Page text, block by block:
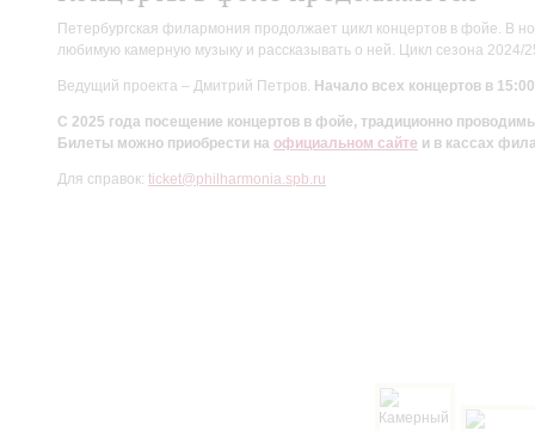
Петербургская филармония продолжает цикл концертов в фойе. В
любимую камерную музыку и рассказывать о ней. Цикл сезона
Ведущий проекта – Дмитрий Петров. Начало всех концертов в
С 2025 года посещение концертов в фойе, традиционно
Билеты можно приобрести на официальном сайте и в кассах
Для справок: ticket@philharmonia.spb.ru